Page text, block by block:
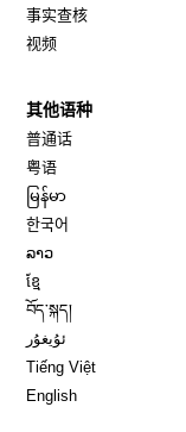
事实查核
视频
其他语种
普通话
粤语
မြန်မာ
한국어
ລາວ
ខ្មែ
བོད་སྐད།
ئۇيغۇر
Tiếng Việt
English